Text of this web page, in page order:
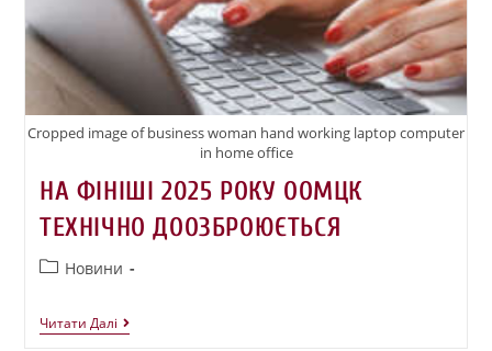
Cropped image of business woman hand working laptop computer
in home office
НА ФІНІШІ 2025 РОКУ ООМЦК
ТЕХНІЧНО ДООЗБРОЮЄТЬСЯ
Новини
Читати Далі